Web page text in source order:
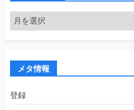
ア
ー
カ
メタ情報
登録